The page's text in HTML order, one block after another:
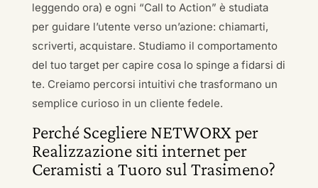
leggendo ora) e ogni “Call to Action” è studiata
per guidare l’utente verso un’azione: chiamarti,
scriverti, acquistare. Studiamo il comportamento
del tuo target per capire cosa lo spinge a fidarsi di
te. Creiamo percorsi intuitivi che trasformano un
semplice curioso in un cliente fedele.
Perché Scegliere NETWORX per
Realizzazione siti internet per
Ceramisti a Tuoro sul Trasimeno?